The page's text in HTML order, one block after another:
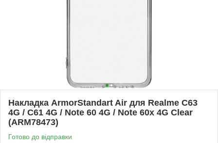
Накладка ArmorStandart Air для Realme C63
4G / C61 4G / Note 60 4G / Note 60x 4G Clear
(ARM78473)
Готово до відправки